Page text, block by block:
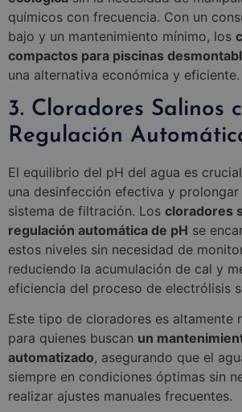
químicos con frecuencia. Con un
bajo y un mantenimiento mínimo, los
compactos para piscinas
una alternativa económica y eficiente.
3. Cloradores Salinos
Regulación
El equilibrio del pH del agua es
una desinfección efectiva y
sistema de filtración. Los cloradores
regulación automática de pH se
estos niveles sin necesidad de
reduciendo la acumulación de cal y
eficiencia del proceso de electrólisis
Este tipo de cloradores es altamente
para quienes buscan un
automatizado, asegurando que el
siempre en condiciones óptimas sin
realizar ajustes manuales frecuentes.